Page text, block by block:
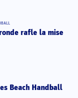
rafle la mise
Beach Handball